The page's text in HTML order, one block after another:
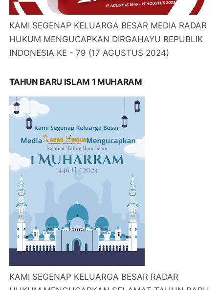
KAMI SEGENAP KELUARGA BESAR MEDIA RADAR
HUKUM MENGUCAPKAN DIRGAHAYU REPUBLIK
INDONESIA KE - 79 (17 AGUSTUS 2024)
TAHUN BARU ISLAM 1 MUHARAM
KAMI SEGENAP KELUARGA BESAR RADAR